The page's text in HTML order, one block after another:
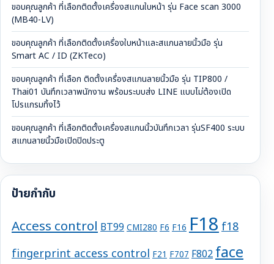
ขอบคุณลูกค้า ที่เลือกติดตั้งเครื่องสแกนใบหน้า รุ่น Face scan 3000
(MB40-LV)
ขอบคุณลูกค้า ที่เลือกติดตั้งเครื่องใบหน้าและสแกนลายนิ้วมือ รุ่น
Smart AC / ID (ZKTeco)
ขอบคุณลูกค้า ที่เลือก ติดตั้งเครื่องสแกนลายนิ้วมือ รุ่น TIP800 /
Thai01 บันทึกเวลาพนักงาน พร้อมระบบส่ง LINE แบบไม่ต้องเปิด
โปรแกรมทิ้งไว้
ขอบคุณลูกค้า ที่เลือกติดตั้งเครื่องสแกนนิ้วบันทึกเวลา รุ่นSF400 ระบบ
สแกนลายนิ้วมือเปิดปิดประตู
ป้ายกำกับ
Access control BT99 CMI280 F6 F16 F18f18
fingerprint access control F21 F707 F802face